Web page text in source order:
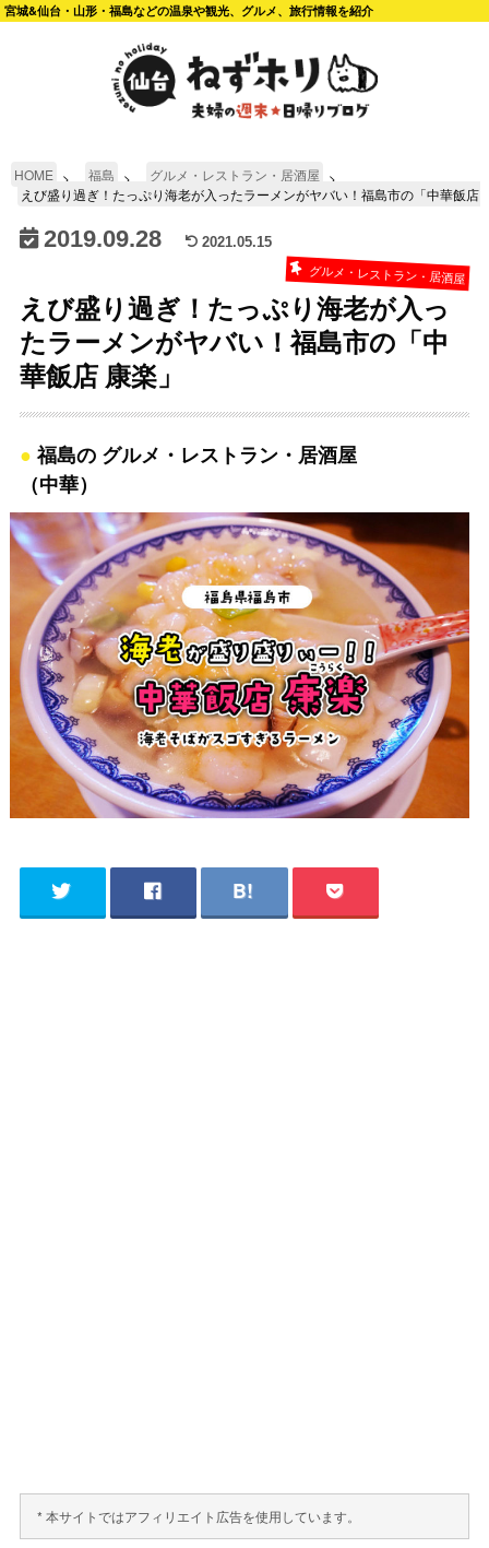
宮城&仙台・山形・福島などの温泉や観光、グルメ、旅行情報を紹介
HOME 福島
グルメ・レストラン・居酒屋
えび盛り過ぎ！たっぷり海老が入ったラーメンがヤバい！福島市の「中華飯店
2019.09.28 2021.05.15
グルメ・レストラン・居酒屋
えび盛り過ぎ！たっぷり海老が入っ
たラーメンがヤバい！福島市の「中
華飯店 康楽」
福島の グルメ・レストラン・居酒屋
（中華）
* 本サイトではアフィリエイト広告を使用しています。